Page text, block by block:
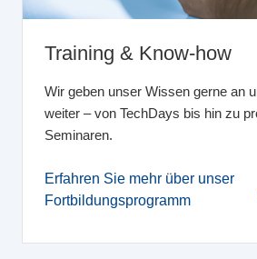
Training & Know-how
Wir geben unser Wissen gerne an
weiter – von TechDays bis hin zu
Seminaren.
Erfahren Sie mehr über unser
Fortbildungsprogramm